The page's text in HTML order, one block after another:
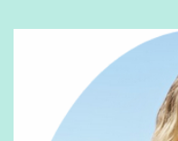
empreendedor da
cotidiana, corriqueira e
você já esta acostumado a
que possibilite distribuir não
forma consistente a